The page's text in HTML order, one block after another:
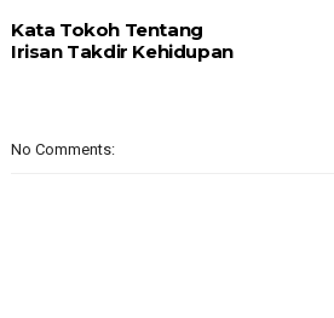
Kata Tokoh Tentang
Irisan Takdir Kehidupan
No Comments: